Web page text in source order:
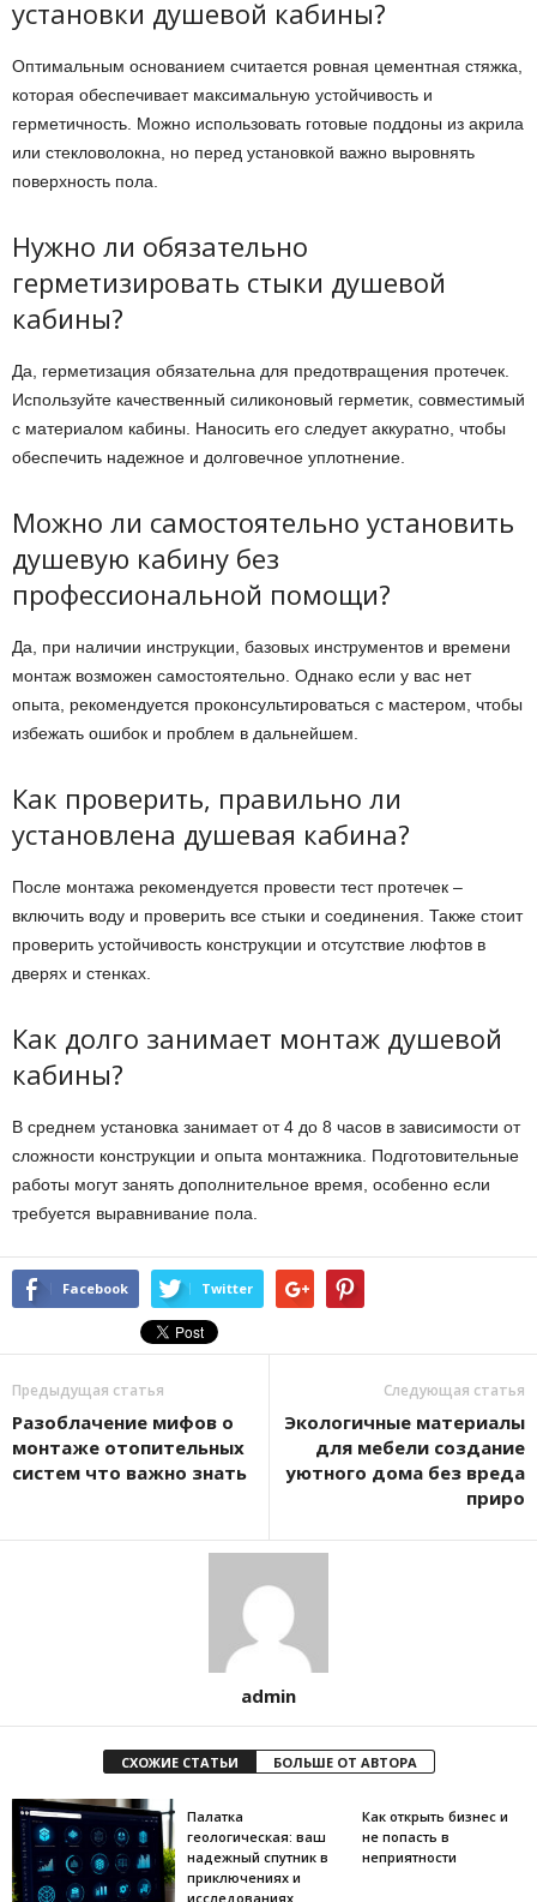
установки душевой кабины?
Оптимальным основанием считается ровная цементная стяжка,
которая обеспечивает максимальную устойчивость и
герметичность. Можно использовать готовые поддоны из акрила
или стекловолокна, но перед установкой важно выровнять
поверхность пола.
Нужно ли обязательно
герметизировать стыки душевой
кабины?
Да, герметизация обязательна для предотвращения протечек.
Используйте качественный силиконовый герметик, совместимый
с материалом кабины. Наносить его следует аккуратно, чтобы
обеспечить надежное и долговечное уплотнение.
Можно ли самостоятельно установить
душевую кабину без
профессиональной помощи?
Да, при наличии инструкции, базовых инструментов и времени
монтаж возможен самостоятельно. Однако если у вас нет
опыта, рекомендуется проконсультироваться с мастером, чтобы
избежать ошибок и проблем в дальнейшем.
Как проверить, правильно ли
установлена душевая кабина?
После монтажа рекомендуется провести тест протечек –
включить воду и проверить все стыки и соединения. Также стоит
проверить устойчивость конструкции и отсутствие люфтов в
дверях и стенках.
Как долго занимает монтаж душевой
кабины?
В среднем установка занимает от 4 до 8 часов в зависимости от
сложности конструкции и опыта монтажника. Подготовительные
работы могут занять дополнительное время, особенно если
требуется выравнивание пола.
Facebook Twitter
Предыдущая статья
Разоблачение мифов о
монтаже отопительных
систем что важно знать
Следующая статья
Экологичные материалы
для мебели создание
уютного дома без вреда
приро
admin
СХОЖИЕ СТАТЬИ БОЛЬШЕ ОТ АВТОРА
Палатка
геологическая: ваш
надежный спутник в
приключениях и
исследованиях
Как открыть бизнес и
не попасть в
неприятности